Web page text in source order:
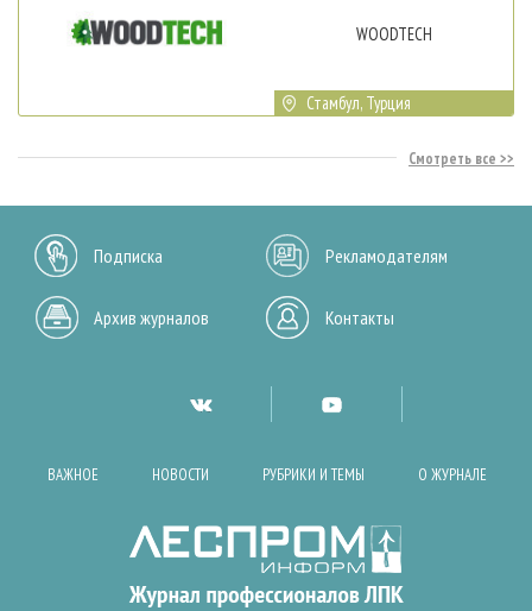
WOODTECH
Стамбул, Турция
Смотреть все
Подписка Рекламодателям
Архив журналов Контакты
ВАЖНОЕ НОВОСТИ РУБРИКИ И ТЕМЫ О ЖУРНАЛЕ